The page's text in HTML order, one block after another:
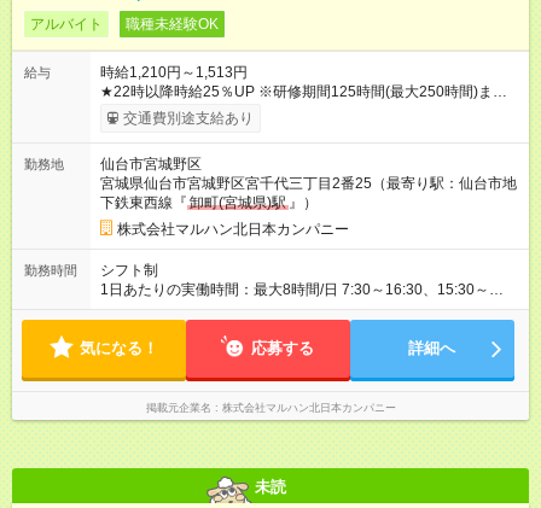
アルバイト 職種未経験OK
給与
時給1,210円～1,513円
★22時以降時給25％UP ※研修期間125時間(最大250時間)まで
は、時給1110円 【試用期間】試用期間なし
交通費別途支給あり
勤務地
仙台市宮城野区
宮城県仙台市宮城野区宮千代三丁目2番25（最寄り駅：仙台市地
下鉄東西線『 卸町(宮城県)駅 』）
株式会社マルハン北日本カンパニー
勤務時間
シフト制
1日あたりの実働時間：最大8時間/日 7:30～16:30、15:30～
24:00 実働1日4時間 ・最低勤務日数：週3日 ★フリーター・学
気になる！ 応募する 詳細へ
掲載元企業名 株式会社マルハン北日本カンパニー
未読